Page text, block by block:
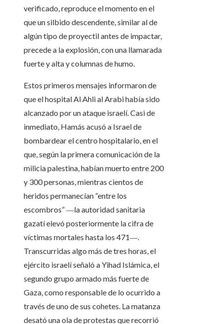
verificado, reproduce el momento en el
que un silbido descendente, similar al de
algún tipo de proyectil antes de impactar,
precede a la explosión, con una llamarada
fuerte y alta y columnas de humo.
Estos primeros mensajes informaron de
que el hospital Al Ahli al Arabi había sido
alcanzado por un ataque israelí. Casi de
inmediato, Hamás acusó a Israel de
bombardear el centro hospitalario, en el
que, según la primera comunicación de la
milicia palestina, habían muerto entre 200
y 300 personas, mientras cientos de
heridos permanecían “entre los
escombros” ―la autoridad sanitaria
gazatí elevó posteriormente la cifra de
víctimas mortales hasta los 471―.
Transcurridas algo más de tres horas, el
ejército israelí señaló a Yihad Islámica, el
segundo grupo armado más fuerte de
Gaza, como responsable de lo ocurrido a
través de uno de sus cohetes. La matanza
desató una ola de protestas que recorrió